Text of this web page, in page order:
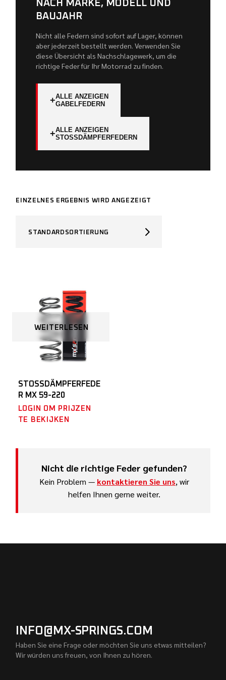
NACH MARKE, MODELL UND
BAUJAHR
Nicht alle Federn sind sofort auf Lager, können
aber jederzeit bestellt werden. Verwenden Sie
diese Übersicht als Nachschlagewerk, um die
richtige Feder für Ihr Motorrad zu finden.
+ALLE ANZEIGEN
GABELFEDERN
+ALLE ANZEIGEN
STOSSDÄMPFERFEDERN
EINZELNES ERGEBNIS WIRD ANGEZEIGT
STANDARDSORTIERUNG
WEITERLESEN
STOSSDÄMPFERFEDER
MX 59-220
LOGIN OM PRIJZEN
TE BEKIJKEN
Nicht die richtige Feder gefunden?
Kein Problem — kontaktieren Sie uns, wir
helfen Ihnen gerne weiter.
INFO@MX-SPRINGS.COM
Haben Sie eine Frage oder möchten Sie uns etwas mitteilen?
Wir würden uns freuen, von Ihnen zu hören.